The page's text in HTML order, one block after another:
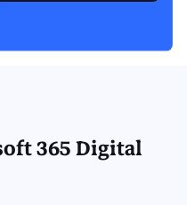
365 Digital